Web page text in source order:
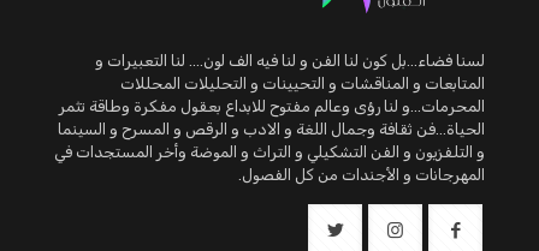
لسنا فضاء...بل كون لنا الفن و لنا فيه الف لون.... لنا التعبيرات و
المتابعات و المناقشات و التحيينات و التحليلات المحللات
المحرمات...و لنا رؤى وعالم مفتوح للابداع بعقول مفكرة وطاقة تثمر
الحياة...فن ثقافة وجمال اللغة و الادب و الرقص و المسرح و السينما
و التلفزيون و الفن التشكيلي و التراث و الموضة وأخر المستجدات في
المهرجانات و الأجندات من كل الفصول.